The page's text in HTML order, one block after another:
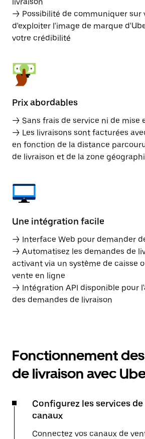
→ Possibilité de communiquer sur
d'exploiter l'image de marque
votre crédibilité
Prix abordables
→ Sans frais de service ni de mise
→ Les livraisons sont facturées
en fonction de la distance
de livraison et de la zone
Une intégration facile
→ Interface Web pour demander
→ Automatisez les demandes de
activant via un système de caisse
vente en ligne
→ Intégration API disponible pour
des demandes de livraison
Fonctionnement
de livraison avec
Configurez les services
canaux
Connectez vos canaux de